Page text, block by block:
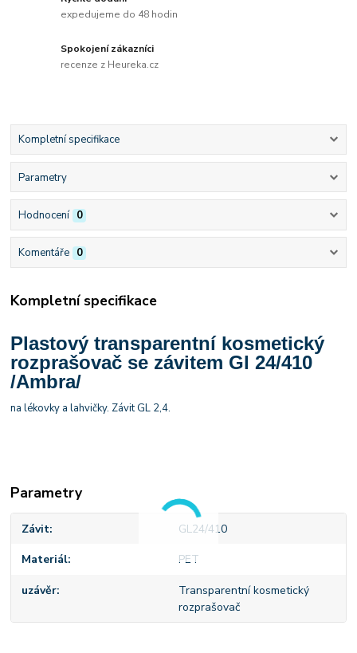
expedujeme do 48 hodin
Spokojení zákazníci
recenze z Heureka.cz
Kompletní specifikace
Parametry
Hodnocení 0
Komentáře 0
Kompletní specifikace
Plastový transparentní kosmetický
rozprašovač se závitem Gl 24/410
/Ambra/
na lékovky a lahvičky. Závit GL 2,4.
Parametry
Závit GL24/410
Materiál PET
uzávěr
Transparentní kosmetický
rozprašovač